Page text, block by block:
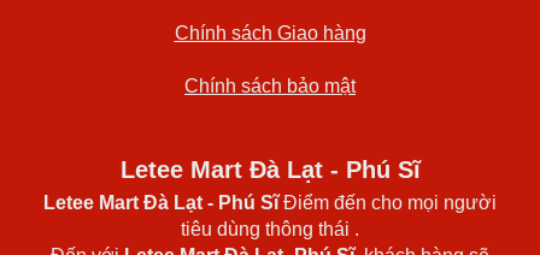
Chính sách Giao hàng
Chính sách bảo mật
Letee Mart Đà Lạt - Phú Sĩ
Letee Mart Đà Lạt - Phú SĩĐiểm đến cho mọi người
tiêu dùng thông thái .